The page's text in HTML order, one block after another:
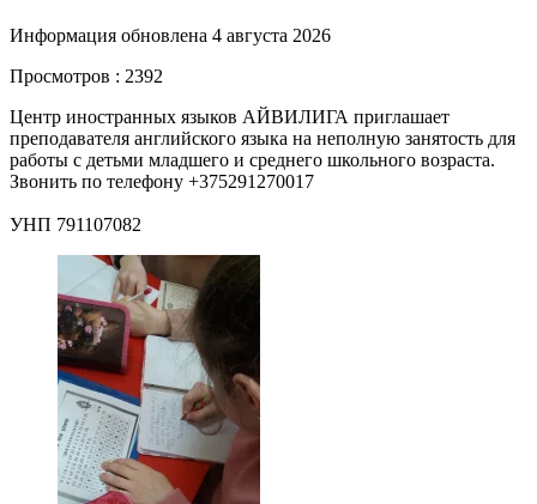
Информация обновлена 4 августа 2026
Просмотров : 2392
Центр иностранных языков АЙВИЛИГА приглашает
преподавателя английского языка на неполную занятость для
работы с детьми младшего и среднего школьного возраста.
Звонить по телефону +375291270017
УНП 791107082